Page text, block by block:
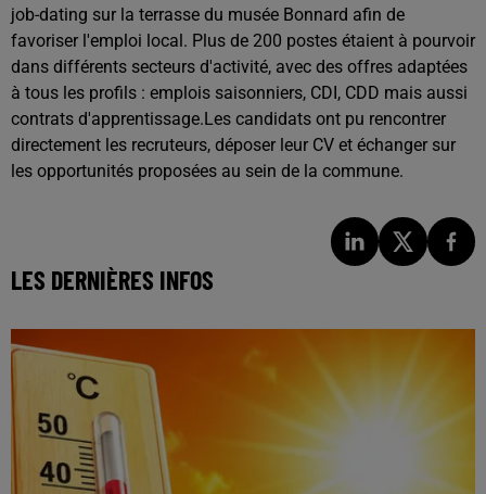
job-dating sur la terrasse du musée Bonnard afin de
favoriser l'emploi local. Plus de 200 postes étaient à pourvoir
dans différents secteurs d'activité, avec des offres adaptées
à tous les profils : emplois saisonniers, CDI, CDD mais aussi
contrats d'apprentissage.Les candidats ont pu rencontrer
directement les recruteurs, déposer leur CV et échanger sur
les opportunités proposées au sein de la commune.
LES DERNIÈRES INFOS